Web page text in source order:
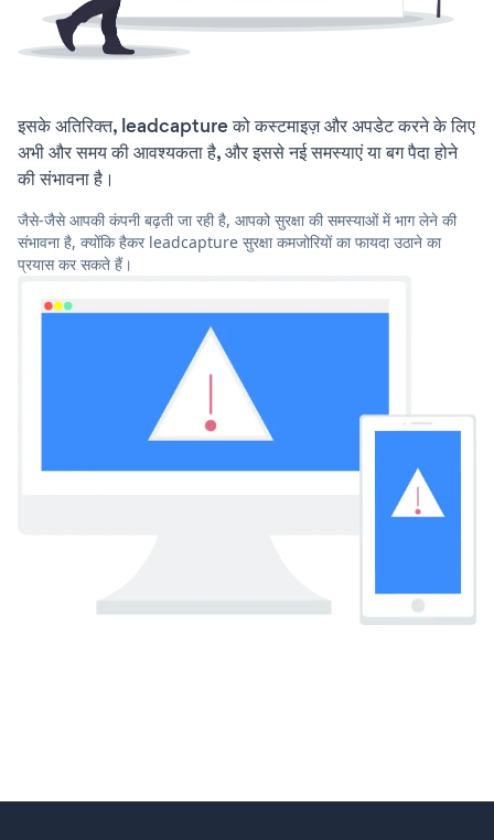
इसके अतिरिक्त, leadcapture को कस्टमाइज़ और अपडेट करने के लिए
अभी और समय की आवश्यकता है, और इससे नई समस्याएं या बग पैदा होने
की संभावना है।
जैसे-जैसे आपकी कंपनी बढ़ती जा रही है, आपको सुरक्षा की समस्याओं में भाग लेने की
संभावना है, क्योंकि हैकर leadcapture सुरक्षा कमजोरियों का फायदा उठाने का
प्रयास कर सकते हैं।